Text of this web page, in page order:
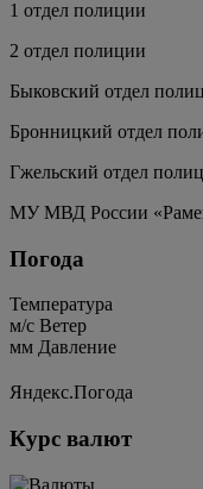
1 отдел
2 отдел
Быковский
Бронницкий
Гжельский
МУ МВД России
Погода
Температура
м/c Ветер
мм Давление
Яндекс.Погода
Курс валют